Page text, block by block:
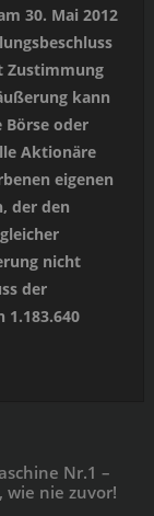
30. Mai 2012
Zustimmung
kann
Börse oder
Aktionäre
eigenen
der den
nicht
der
1.183.640
Nr.1 –
wie nie zuvor!